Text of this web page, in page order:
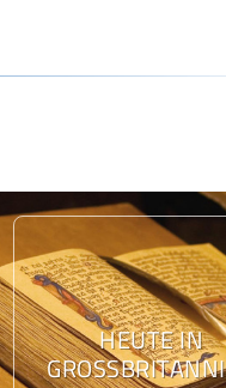
HEUTE IN